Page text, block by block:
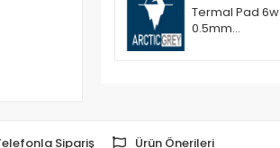
Termal Pad 6w
0.5mm
Sipariş Ürün Önerileri